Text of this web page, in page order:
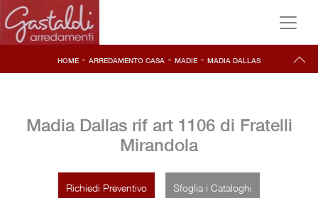
HOME - ARREDAMENTO CASA - MADIE - MADIA DALLAS
Madia Dallas rif art 1106 di Fratelli
Mirandola
Richiedi Preventivo Sfoglia i Cataloghi